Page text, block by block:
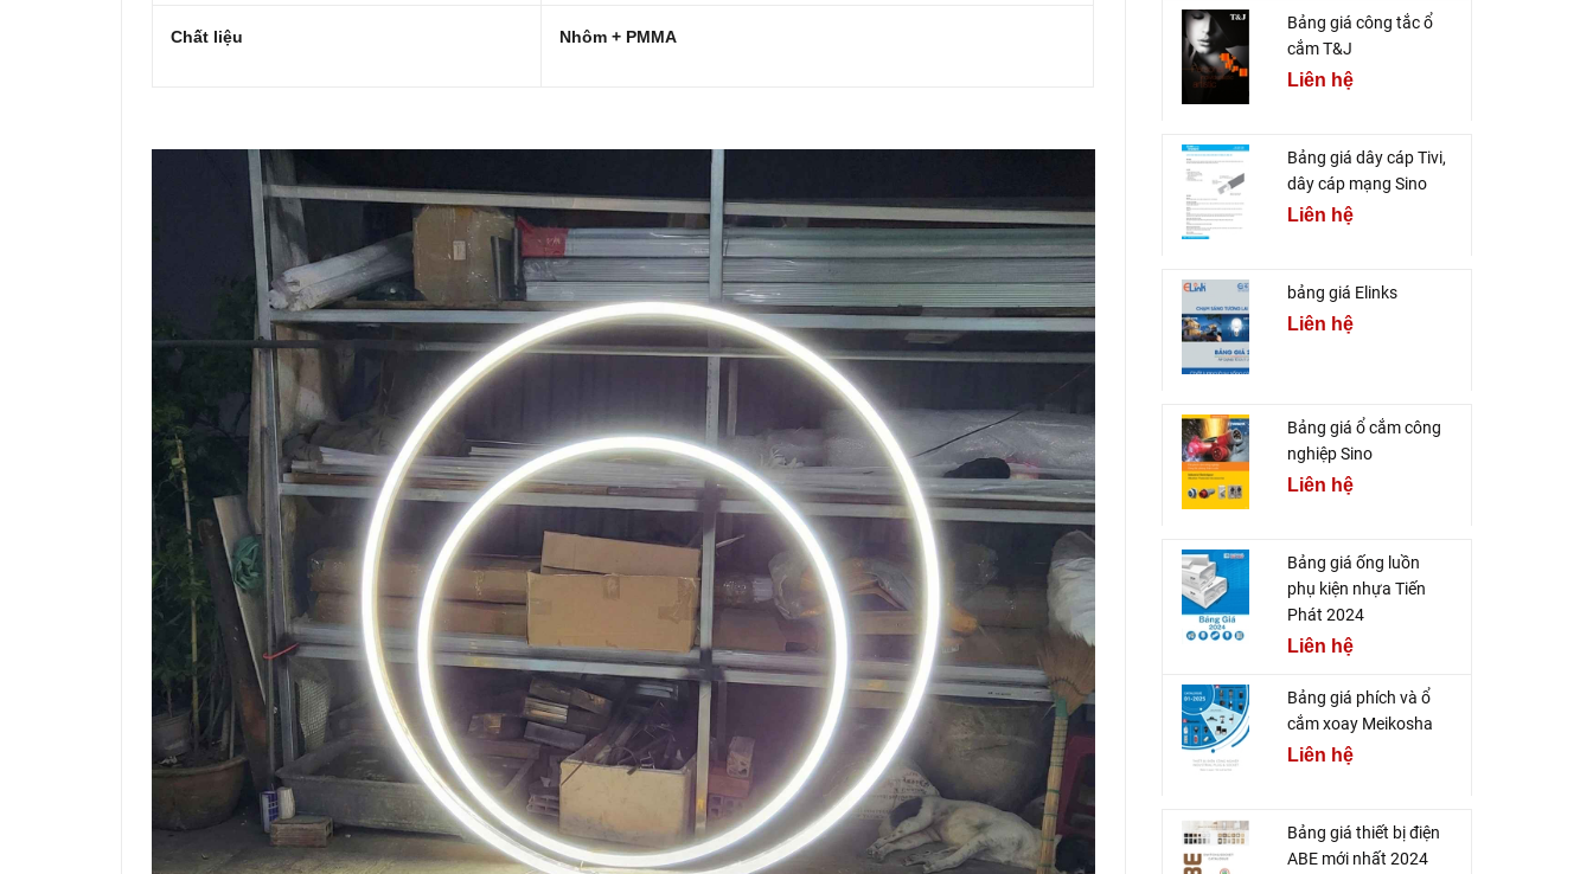
Chất liệu Nhôm + PMMA
Bảng giá công tắc ổ
cắm T&J
Liên hệ
Bảng giá dây cáp Tivi,
dây cáp mạng Sino
Liên hệ
bảng giá Elinks
Liên hệ
Bảng giá ổ cắm công
nghiệp Sino
Liên hệ
Bảng giá ống luồn
phụ kiện nhựa Tiến
Phát 2024
Liên hệ
Bảng giá phích và ổ
cắm xoay Meikosha
Liên hệ
Bảng giá thiết bị điện
ABE mới nhất 2024